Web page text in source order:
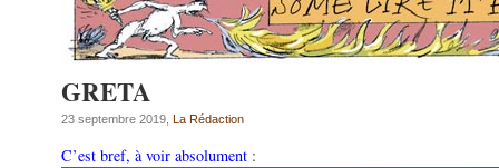
GRETA
23 septembre 2019, La Rédaction
C’est bref, à voir absolument :